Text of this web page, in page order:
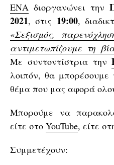
ΕΝΑ διοργανώνει την
2021, στις 19:00,
«Σεξισμός,
αντιμετωπίζουμε τη
Με συντοντίστρια την
λοιπόν, θα
θέμα που μας αφορά
Μπορούμε να
είτε στο YouTube, είτε
Συμμετέχουν: